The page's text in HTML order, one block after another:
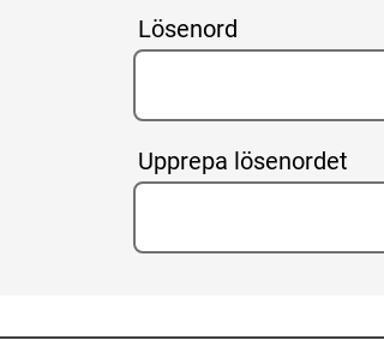
Lösenord
Upprepa lösenordet